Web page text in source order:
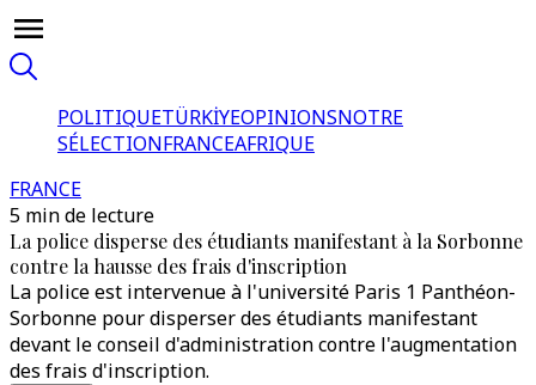
POLITIQUETÜRKİYEOPINIONSNOTRE
SÉLECTIONFRANCEAFRIQUE
FRANCE
5 min de lecture
La police disperse des étudiants manifestant à la Sorbonne
contre la hausse des frais d'inscription
La police est intervenue à l'université Paris 1 Panthéon-
Sorbonne pour disperser des étudiants manifestant
devant le conseil d'administration contre l'augmentation
des frais d'inscription.